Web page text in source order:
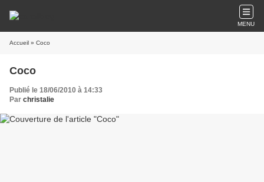
MENU
Accueil » Coco
Coco
Publié le 18/06/2010 à 14:33
Par christalie